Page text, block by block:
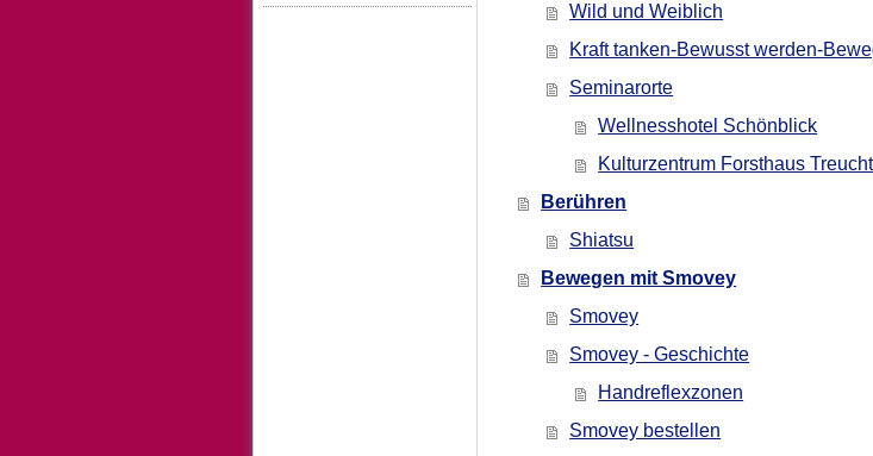
Wild und Weiblich
Kraft tanken-Bewusst werden-
Seminarorte
Wellnesshotel Schönblick
Kulturzentrum Forsthaus
Berühren
Shiatsu
Bewegen mit Smovey
Smovey
Smovey - Geschichte
Handreflexzonen
Smovey bestellen